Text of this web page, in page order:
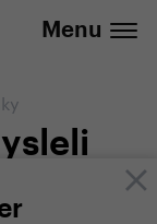
Menu